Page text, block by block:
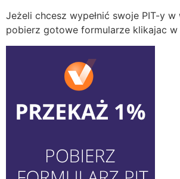
Jeżeli chcesz wypełnić swoje PIT-y
pobierz gotowe formularze klikajac